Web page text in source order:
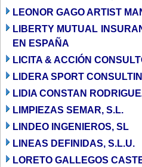
LEONOR GAGO ARTIST
LIBERTY MUTUAL
EN ESPAÑA
LICITA & ACCIÓN
LIDERA SPORT
LIDIA CONSTAN
LIMPIEZAS SEMAR, S.L.
LINDEO INGENIEROS, SL
LINEAS DEFINIDAS, S.L.U.
LORETO GALLEGOS